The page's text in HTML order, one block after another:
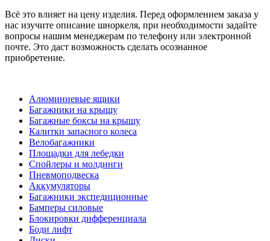
Всё это влияет на цену изделия. Перед оформлением заказа у
нас изучите описание шноркеля, при необходимости задайте
вопросы нашим менеджерам по телефону или электронной
почте. Это даст возможность сделать осознанное
приобретение.
Алюминиевые ящики
Багажники на крышу
Багажные боксы на крышу
Калитки запасного колеса
Велобагажники
Площадки для лебедки
Спойлеры и молдинги
Пневмоподвеска
Аккумуляторы
Багажники экспедиционные
Бамперы силовые
Блокировки дифференциала
Боди лифт